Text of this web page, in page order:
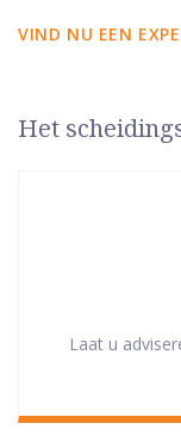
VIND NU EEN
Het
Laat u